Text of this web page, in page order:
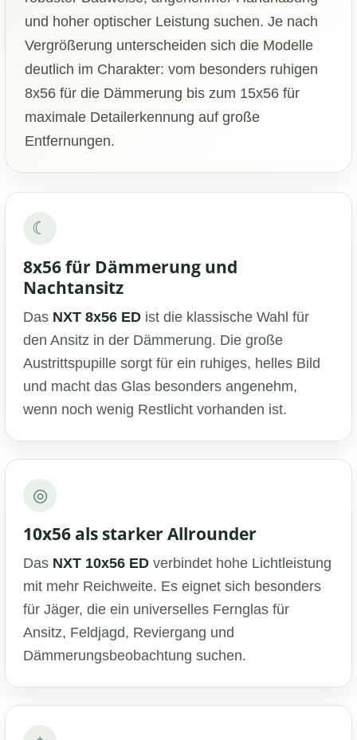
und hoher optischer Leistung suchen. Je nach
Vergrößerung unterscheiden sich die Modelle
deutlich im Charakter: vom besonders ruhigen
8x56 für die Dämmerung bis zum 15x56 für
maximale Detailerkennung auf große
Entfernungen.
☾
8x56 für Dämmerung und
Nachtansitz
Das NXT 8x56 ED ist die klassische Wahl für
den Ansitz in der Dämmerung. Die große
Austrittspupille sorgt für ein ruhiges, helles Bild
und macht das Glas besonders angenehm,
wenn noch wenig Restlicht vorhanden ist.
◎
10x56 als starker Allrounder
Das NXT 10x56 ED verbindet hohe Lichtleistung
mit mehr Reichweite. Es eignet sich besonders
für Jäger, die ein universelles Fernglas für
Ansitz, Feldjagd, Reviergang und
Dämmerungsbeobachtung suchen.